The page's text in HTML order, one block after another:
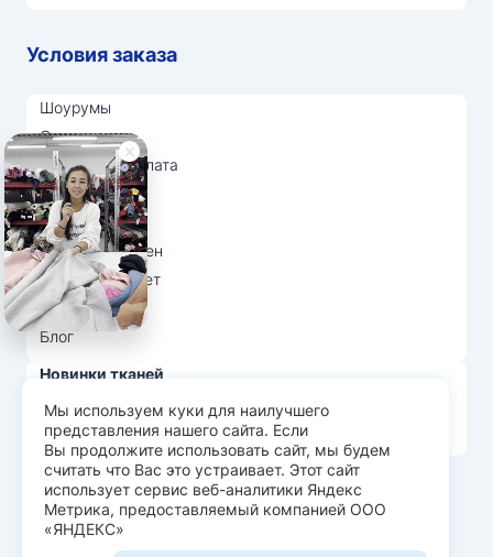
Условия заказа
Шоурумы
Отзывы
Доставка и оплата
О нас
Вопрос-ответ
Возврат и обмен
Личный кабинет
Ткани оптом
Блог
Новинки тканей
Распродажа тканей
Лидеры продаж
© Арт Текс — продажа тканей оптом, 2026
Пользовательское соглашение
Мы используем куки для наилучшего
представления нашего сайта. Если
Вы продолжите использовать сайт, мы будем
считать что Вас это устраивает. Этот сайт
использует сервис веб-аналитики Яндекс
Метрика, предоставляемый компанией ООО
«ЯНДЕКС»